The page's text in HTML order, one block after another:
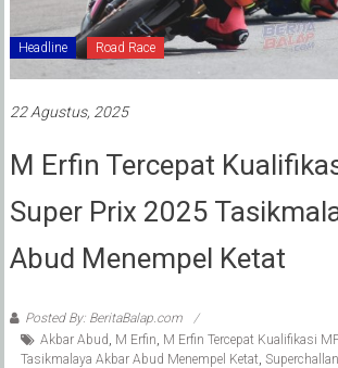
Headline Road Race
22 Agustus, 2025
M Erfin Tercepat
Super Prix 2025
Abud Menempel Ketat
Posted By: BeritaBalap.com
Akbar Abud, M Erfin, M Erfin Tercepat Kualifikasi
Tasikmalaya Akbar Abud Menempel Ketat,